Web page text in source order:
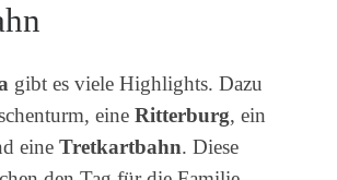
gibt es viele Highlights. Dazu
eine Ritterburg, ein
eine Tretkartbahn. Diese